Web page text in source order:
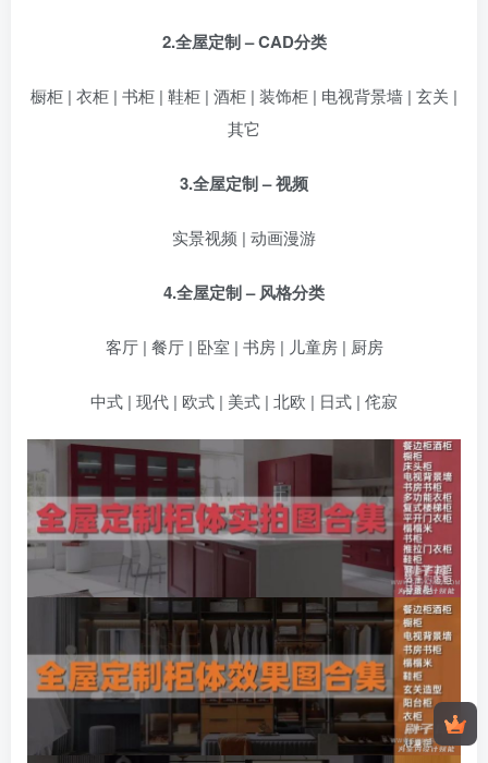
2.全屋定制 – CAD分类
橱柜 | 衣柜 | 书柜 | 鞋柜 | 酒柜 | 装饰柜 | 电视背景墙 | 玄关 |
其它
3.全屋定制 – 视频
实景视频 | 动画漫游
4.全屋定制 – 风格分类
客厅 | 餐厅 | 卧室 | 书房 | 儿童房 | 厨房
中式 | 现代 | 欧式 | 美式 | 北欧 | 日式 | 侘寂